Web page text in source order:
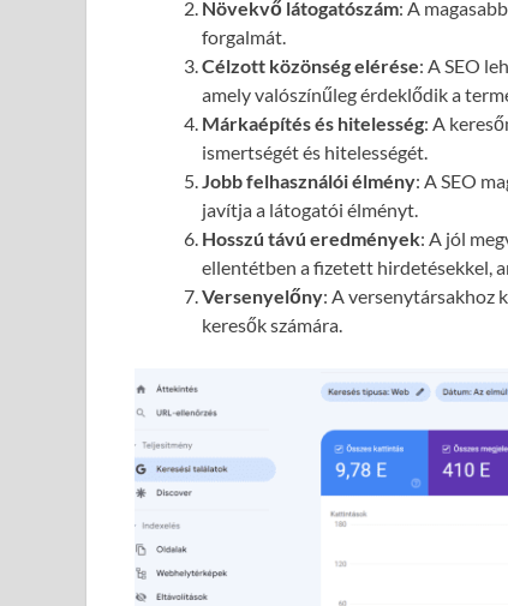
Növekvő látogatószám: A
forgalmát.
Célzott közönség elérése: A SEO
amely valószínűleg érdeklődik a
Márkaépítés és hitelesség: A
ismertségét és hitelességét.
Jobb felhasználói élmény: A SEO
javítja a látogatói élményt.
Hosszú távú eredmények: A jól
ellentétben a fizetett hirdetésekkel,
Versenyelőny: A versenytársakhoz
keresők számára.